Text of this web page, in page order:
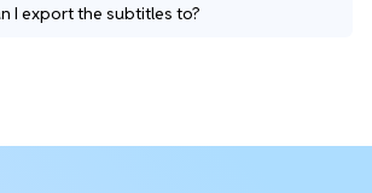
I export the subtitles to?